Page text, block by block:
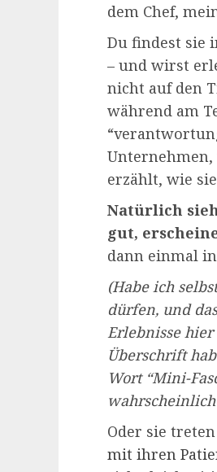
dem Chef,
Du findest sie
– und wirst
nicht auf den
während am
Unternehmen,
erzählt, wie
Natürlich
gut,
dann einmal
(Habe ich
dürfen, und
Erlebnisse
Überschrift
Wort “Mini-
Oder sie
mit ihren